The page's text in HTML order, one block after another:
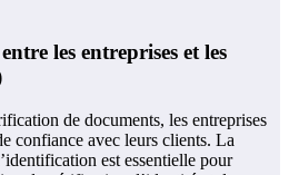
les entreprises et les
de documents, les entreprises
confiance avec leurs clients. La
est essentielle pour